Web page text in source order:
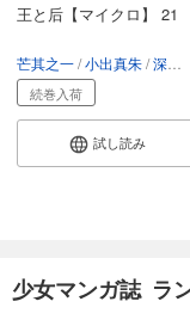
＆フラ
275
円 (税
王と后【マイクロ】 21
芒其之一 小出真朱 深山くのえ
続巻入荷
試し読み
少女マンガ誌 ラ